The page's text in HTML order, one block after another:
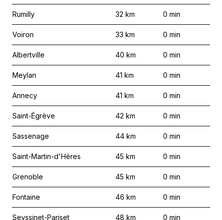
Rumilly 32 km 0 min
Voiron 33 km 0 min
Albertville 40 km 0 min
Meylan 41 km 0 min
Annecy 41 km 0 min
Saint-Égrève 42 km 0 min
Sassenage 44 km 0 min
Saint-Martin-d'Hères 45 km 0 min
Grenoble 45 km 0 min
Fontaine 46 km 0 min
Seyssinet-Pariset 48 km 0 min